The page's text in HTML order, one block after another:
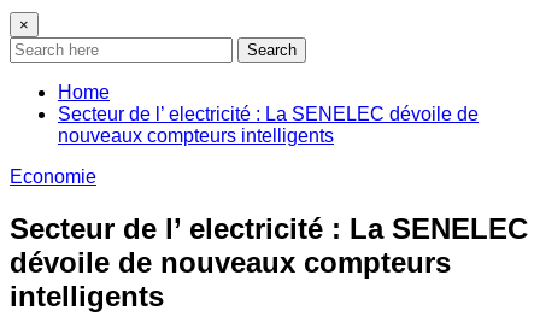
×
Search
Home
‎Secteur de l’ electricité : La SENELEC dévoile de
nouveaux compteurs intelligents
Economie
‎Secteur de l’ electricité : La SENELEC
dévoile de nouveaux compteurs
intelligents